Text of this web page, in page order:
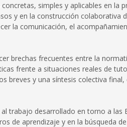
simples y aplicables en la
y en la construcción colaborativa
la comunicación, el
brechas frecuentes entre la
frente a situaciones reales de
breves y una síntesis colectiva
trabajo desarrollado en torno a las
de aprendizaje y en la búsqueda